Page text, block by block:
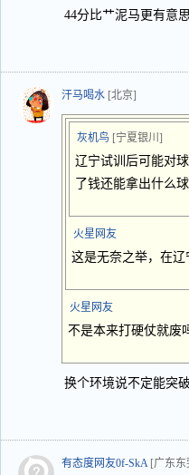
44分比艹泥马更有意
汗马喝水 [北京]
灰机鸟 [宁夏银川]
辽宁试训后可能对
了钱还能拿出什么
火星网友
这是无奈之举，在
火星网友
不是本来打硬仗就废
换个环境说不定能突
有态度网友0f-SkA [广东东